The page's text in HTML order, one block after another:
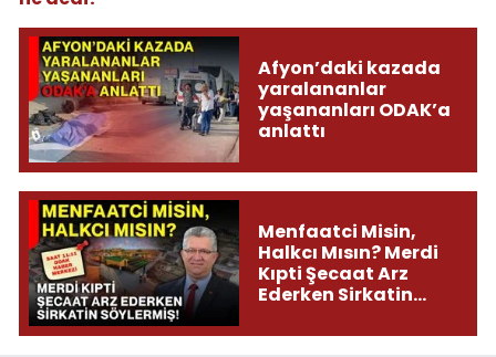
Afyon’daki kazada
yaralananlar
yaşananları ODAK’a
anlattı
Menfaatci Misin,
Halkcı Mısın? Merdi
Kıpti Şecaat Arz
Ederken Sirkatin